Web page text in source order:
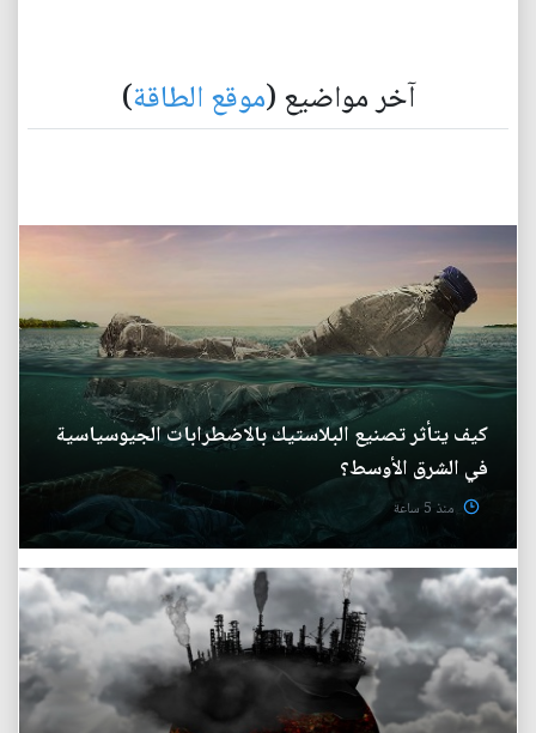
آخر مواضيع (موقع الطاقة)
كيف يتأثر تصنيع البلاستيك بالاضطرابات الجيوسياسية
في الشرق الأوسط؟
منذ 5 ساعة